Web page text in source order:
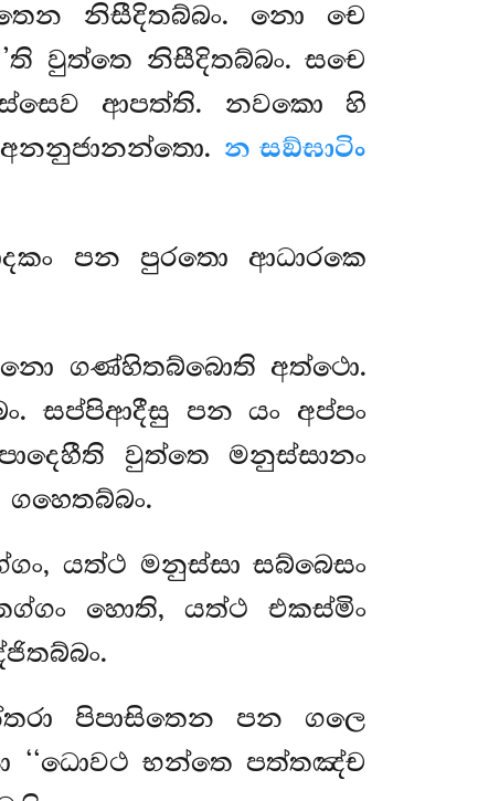
නිසීදිතබ්බං. නො චෙ
වුත්තෙ නිසීදිතබ්බං. සචෙ
ආපත්ති. නවකො හි
න සඞ්ඝාටිං
පන පුරතො ආධාරකෙ
ගණ්හිතබ්බොති අත්ථො.
සප්පිආදීසු පන යං අප්පං
වුත්තෙ මනුස්සානං
යත්ථ මනුස්සා සබ්බෙසං
හොති, යත්ථ එකස්මිං
පිපාසිතෙන පන ගලෙ
‘‘ධොවථ භන්තෙ පත්තඤ්ච